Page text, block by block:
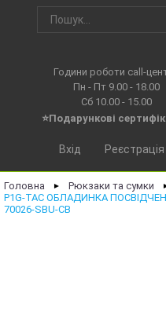
Години роботи call-
Пн - Пт 9.00 - 18.00
Сб 10.00 - 15.00
⭐Подарункові
Вхід Реєстрація
Головна ► Рюкзаки та сумки
P1G-TAC ОБЛАДИНКА
70026-SBU-CB